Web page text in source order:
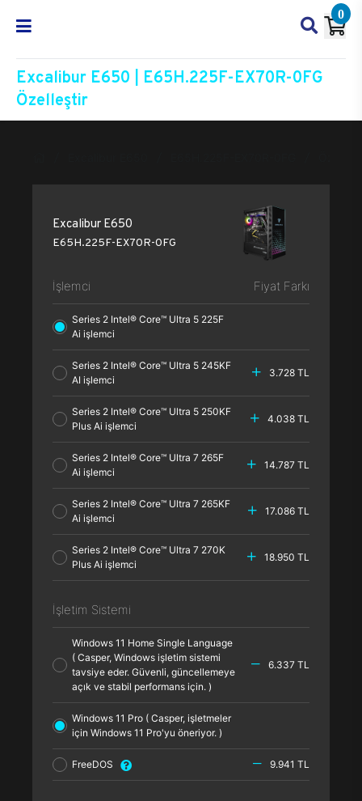
0
Excalibur E650 | E65H.225F-EX70R-0FG
Özelleştir
Excalibur E650
E65H.225F-EX70R-0FG
İşlemci Fiyat Farkı
Series 2 Intel® Core™ Ultra 5 225F
Ai işlemci
Series 2 Intel® Core™ Ultra 5 245KF
AI işlemci
3.728 TL
Series 2 Intel® Core™ Ultra 5 250KF
Plus Ai işlemci
4.038 TL
Series 2 Intel® Core™ Ultra 7 265F
Ai işlemci
14.787 TL
Series 2 Intel® Core™ Ultra 7 265KF
Ai işlemci
17.086 TL
Series 2 Intel® Core™ Ultra 7 270K
Plus Ai işlemci
18.950 TL
İşletim Sistemi
Windows 11 Home Single Language
( Casper, Windows işletim sistemi
tavsiye eder. Güvenli, güncellemeye
açık ve stabil performans için. )
6.337 TL
Windows 11 Pro ( Casper, işletmeler
için Windows 11 Pro'yu öneriyor. )
FreeDOS 9.941 TL